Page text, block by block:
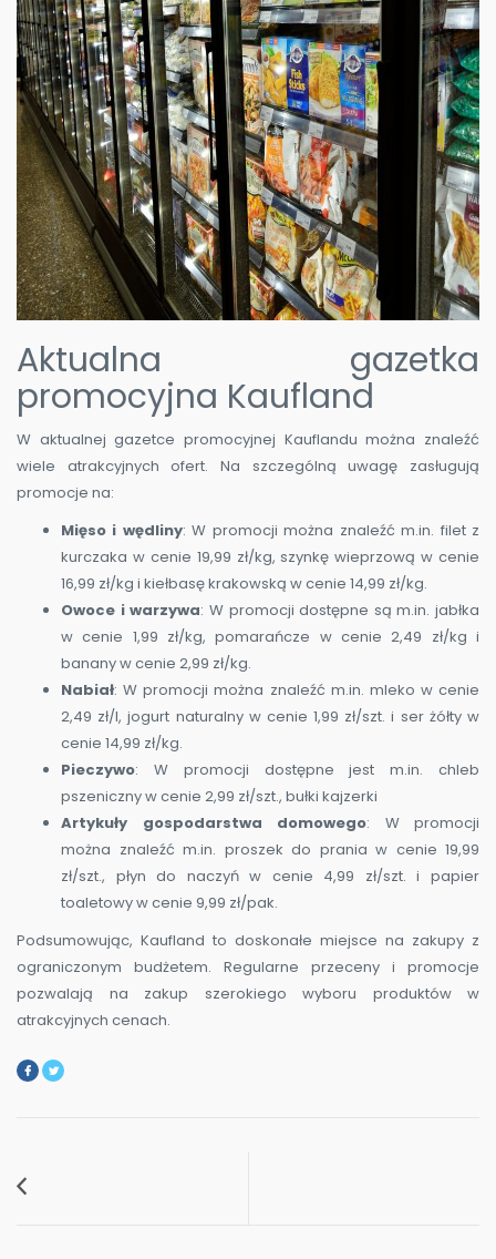
Aktualna gazetka
promocyjna Kaufland
W aktualnej gazetce promocyjnej Kauflandu można znaleźć
wiele atrakcyjnych ofert. Na szczególną uwagę zasługują
promocje na:
Mięso i wędliny: W promocji można znaleźć m.in. filet z
kurczaka w cenie 19,99 zł/kg, szynkę wieprzową w cenie
16,99 zł/kg i kiełbasę krakowską w cenie 14,99 zł/kg.
Owoce i warzywa: W promocji dostępne są m.in. jabłka
w cenie 1,99 zł/kg, pomarańcze w cenie 2,49 zł/kg i
banany w cenie 2,99 zł/kg.
Nabiał: W promocji można znaleźć m.in. mleko w cenie
2,49 zł/l, jogurt naturalny w cenie 1,99 zł/szt. i ser żółty w
cenie 14,99 zł/kg.
Pieczywo: W promocji dostępne jest m.in. chleb
pszeniczny w cenie 2,99 zł/szt., bułki kajzerki
Artykuły gospodarstwa domowego: W promocji
można znaleźć m.in. proszek do prania w cenie 19,99
zł/szt., płyn do naczyń w cenie 4,99 zł/szt. i papier
toaletowy w cenie 9,99 zł/pak.
Podsumowując, Kaufland to doskonałe miejsce na zakupy z
ograniczonym budżetem. Regularne przeceny i promocje
pozwalają na zakup szerokiego wyboru produktów w
atrakcyjnych cenach.